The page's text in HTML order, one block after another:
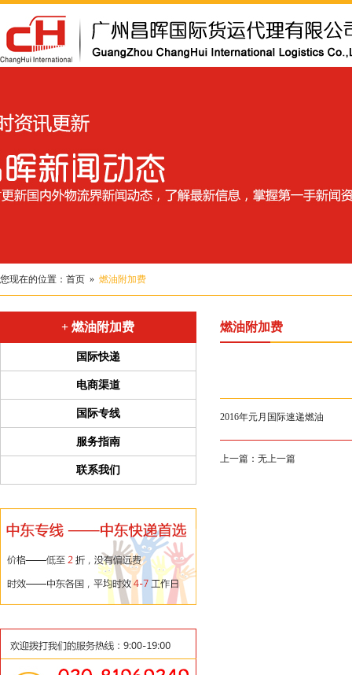
您现在的位置： 首页 » 燃油附加费
+ 燃油附加费
国际快递
电商渠道
国际专线
服务指南
联系我们
燃油附加费
2016年元月国际速递燃油
上一篇： 无上一篇